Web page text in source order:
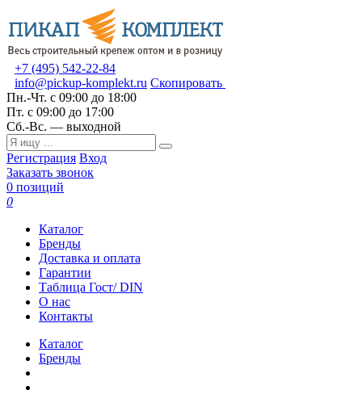
+7 (495) 542-22-84
info@pickup-komplekt.ru Скопировать
Пн.-Чт. с 09:00 до 18:00
Пт. с 09:00 до 17:00
Сб.-Вс. — выходной
Регистрация Вход
Заказать звонок
0 позиций
0
Каталог
Бренды
Доставка и оплата
Гарантии
Таблица Гост/ DIN
О нас
Контакты
Каталог
Бренды